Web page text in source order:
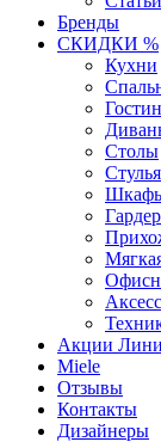
Бренды
СКИДКИ %
Кухни
Столы
Стулья
Акции
Miele
Отзывы
Контакты
Дизайнеры